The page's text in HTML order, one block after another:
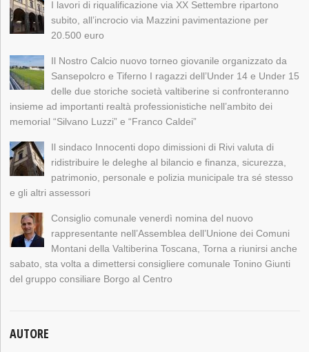
I lavori di riqualificazione via XX Settembre ripartono
subito, all’incrocio via Mazzini pavimentazione per
20.500 euro
Il Nostro Calcio nuovo torneo giovanile organizzato da
Sansepolcro e Tiferno I ragazzi dell’Under 14 e Under 15
delle due storiche società valtiberine si confronteranno
insieme ad importanti realtà professionistiche nell’ambito dei
memorial “Silvano Luzzi” e “Franco Caldei”
Il sindaco Innocenti dopo dimissioni di Rivi valuta di
ridistribuire le deleghe al bilancio e finanza, sicurezza,
patrimonio, personale e polizia municipale tra sé stesso
e gli altri assessori
Consiglio comunale venerdì nomina del nuovo
rappresentante nell’Assemblea dell’Unione dei Comuni
Montani della Valtiberina Toscana, Torna a riunirsi anche
sabato, sta volta a dimettersi consigliere comunale Tonino Giunti
del gruppo consiliare Borgo al Centro
AUTORE